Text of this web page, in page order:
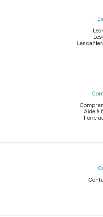
Les
Les
Aide à
Foire
Légal